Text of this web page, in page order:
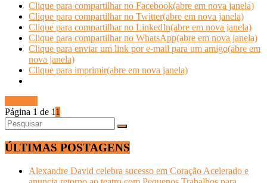
Clique para compartilhar no Facebook(abre em nova janela)
Clique para compartilhar no Twitter(abre em nova janela)
Clique para compartilhar no LinkedIn(abre em nova janela)
Clique para compartilhar no WhatsApp(abre em nova janela)
Clique para enviar um link por e-mail para um amigo(abre em
nova janela)
Clique para imprimir(abre em nova janela)
Página 1 de 11
ÚLTIMAS POSTAGENS
Alexandre David celebra sucesso em Coração Acelerado e